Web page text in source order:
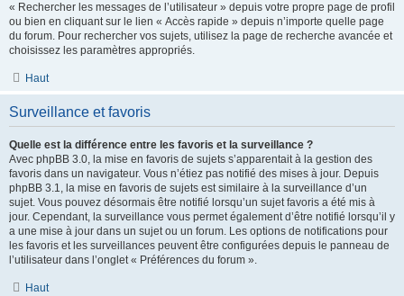
« Rechercher les messages de l’utilisateur » depuis votre propre page de profil
ou bien en cliquant sur le lien « Accès rapide » depuis n’importe quelle page
du forum. Pour rechercher vos sujets, utilisez la page de recherche avancée et
choisissez les paramètres appropriés.
Haut
Surveillance et favoris
Quelle est la différence entre les favoris et la surveillance ?
Avec phpBB 3.0, la mise en favoris de sujets s’apparentait à la gestion des
favoris dans un navigateur. Vous n’étiez pas notifié des mises à jour. Depuis
phpBB 3.1, la mise en favoris de sujets est similaire à la surveillance d’un
sujet. Vous pouvez désormais être notifié lorsqu’un sujet favoris a été mis à
jour. Cependant, la surveillance vous permet également d’être notifié lorsqu’il y
a une mise à jour dans un sujet ou un forum. Les options de notifications pour
les favoris et les surveillances peuvent être configurées depuis le panneau de
l’utilisateur dans l’onglet « Préférences du forum ».
Haut